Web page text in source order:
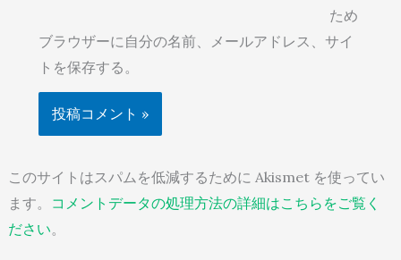
ため
ブラウザーに自分の名前、メールアドレス、サイ
トを保存する。
このサイトはスパムを低減するために Akismet を使ってい
ます。
コメントデータの処理方法の詳細はこちらをご覧く
ださい。